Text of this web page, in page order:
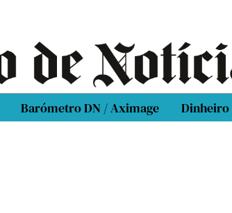
Barómetro DN / Aximage Dinheiro